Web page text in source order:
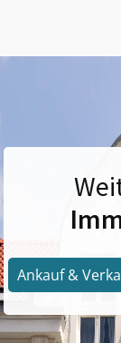
Ankauf &